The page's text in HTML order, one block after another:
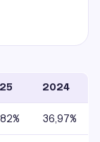
2024
36,97%